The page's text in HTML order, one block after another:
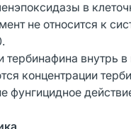
в
не относится к
внутрь
концентрации
фунгицидное